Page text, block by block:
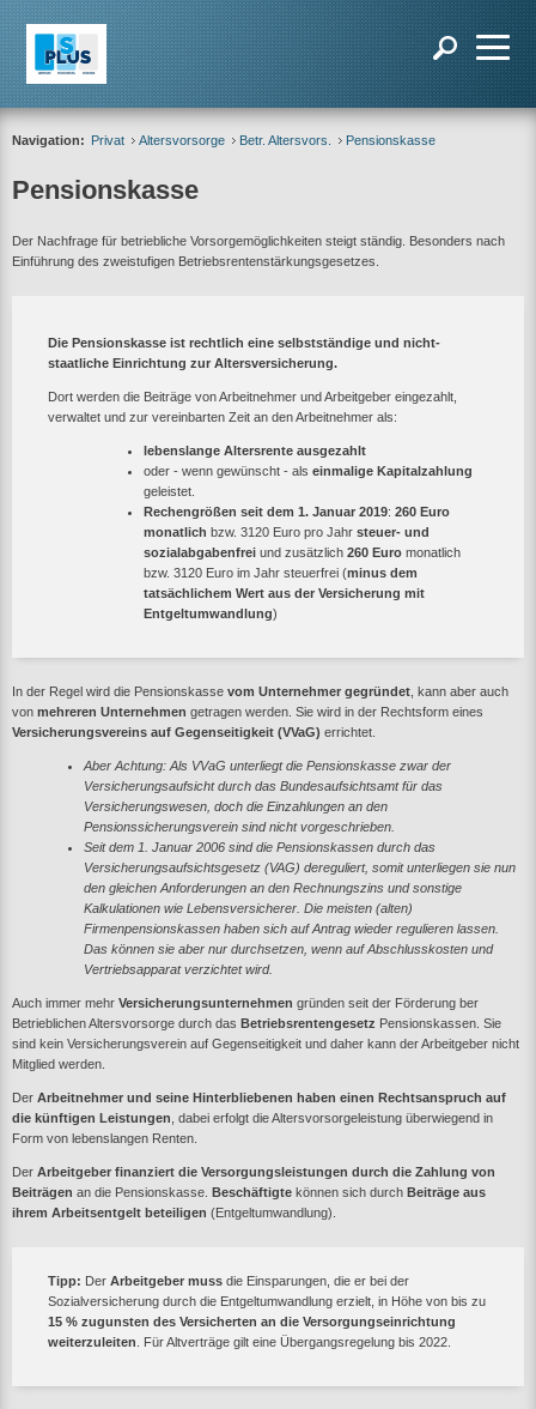
Navigation: Privat Altersvorsorge Betr. Altersvors. Pensionskasse
Pensionskasse
Der Nachfrage für betriebliche Vorsorgemöglichkeiten steigt ständig. Besonders nach
Einführung des zweistufigen Betriebsrentenstärkungsgesetzes.
Die Pensionskasse ist rechtlich eine selbstständige und nicht-
staatliche Einrichtung zur Altersversicherung.
Dort werden die Beiträge von Arbeitnehmer und Arbeitgeber eingezahlt,
verwaltet und zur vereinbarten Zeit an den Arbeitnehmer als:
lebenslange Altersrente ausgezahlt
oder - wenn gewünscht - als einmalige Kapitalzahlung
geleistet.
Rechengrößen seit dem 1. Januar 2019: 260 Euro
monatlich bzw. 3120 Euro pro Jahr steuer- und
sozialabgabenfrei und zusätzlich 260 Euro monatlich
bzw. 3120 Euro im Jahr steuerfrei (minus dem
tatsächlichem Wert aus der Versicherung mit
Entgeltumwandlung)
In der Regel wird die Pensionskasse vom Unternehmer gegründet , kann aber auch
von mehreren Unternehmen getragen werden. Sie wird in der Rechtsform eines
Versicherungsvereins auf Gegenseitigkeit (VVaG) errichtet.
Aber Achtung: Als VVaG unterliegt die Pensionskasse zwar der
Versicherungsaufsicht durch das Bundesaufsichtsamt für das
Versicherungswesen, doch die Einzahlungen an den
Pensionssicherungsverein sind nicht vorgeschrieben.
Seit dem 1. Januar 2006 sind die Pensionskassen durch das
Versicherungsaufsichtsgesetz (VAG) dereguliert, somit unterliegen sie nun
den gleichen Anforderungen an den Rechnungszins und sonstige
Kalkulationen wie Lebensversicherer. Die meisten (alten)
Firmenpensionskassen haben sich auf Antrag wieder regulieren lassen.
Das können sie aber nur durchsetzen, wenn auf Abschlusskosten und
Vertriebsapparat verzichtet wird.
Auch immer mehr Versicherungsunternehmen gründen seit der Förderung ber
Betrieblichen Altersvorsorge durch das Betriebsrentengesetz Pensionskassen. Sie
sind kein Versicherungsverein auf Gegenseitigkeit und daher kann der Arbeitgeber nicht
Mitglied werden.
Der Arbeitnehmer und seine Hinterbliebenen haben einen Rechtsanspruch auf
die künftigen Leistungen , dabei erfolgt die Altersvorsorgeleistung überwiegend in
Form von lebenslangen Renten.
Der Arbeitgeber finanziert die Versorgungsleistungen durch die Zahlung von
Beiträgen an die Pensionskasse. Beschäftigte können sich durch Beiträge aus
ihrem Arbeitsentgelt beteiligen (Entgeltumwandlung).
Tipp: Der Arbeitgeber muss die Einsparungen, die er bei der
Sozialversicherung durch die Entgeltumwandlung erzielt, in Höhe von bis zu
15 % zugunsten des Versicherten an die Versorgungseinrichtung
weiterzuleiten . Für Altverträge gilt eine Übergangsregelung bis 2022.